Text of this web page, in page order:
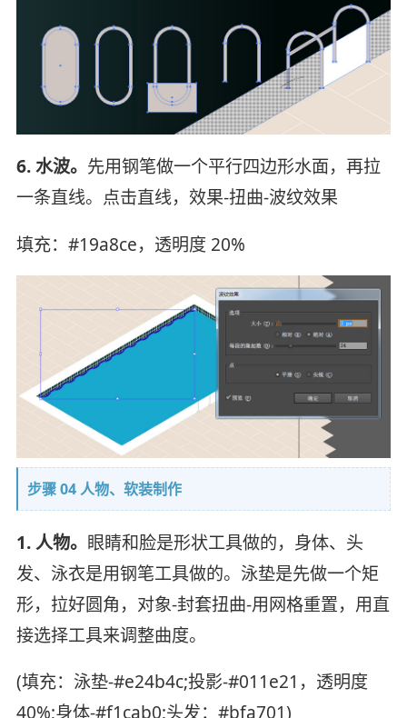
6. 水波。 先用钢笔做一个平行四边形水面，再拉
一条直线。点击直线，效果-扭曲-波纹效果
填充：#19a8ce，透明度 20%
步骤 04 人物、软装制作
1. 人物。 眼睛和脸是形状工具做的，身体、头
发、泳衣是用钢笔工具做的。泳垫是先做一个矩
形，拉好圆角，对象-封套扭曲-用网格重置，用直
接选择工具来调整曲度。
(填充：泳垫-#e24b4c;投影-#011e21，透明度
40%;身体-#f1cab0;头发：#bfa701)